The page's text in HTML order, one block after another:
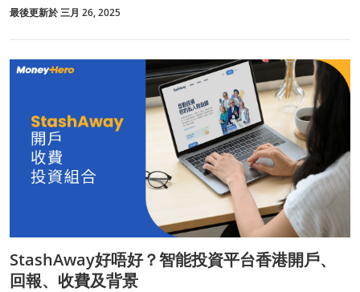
最後更新於 三月 26, 2025
StashAway好唔好？智能投資平台香港開戶、
回報、收費及背景